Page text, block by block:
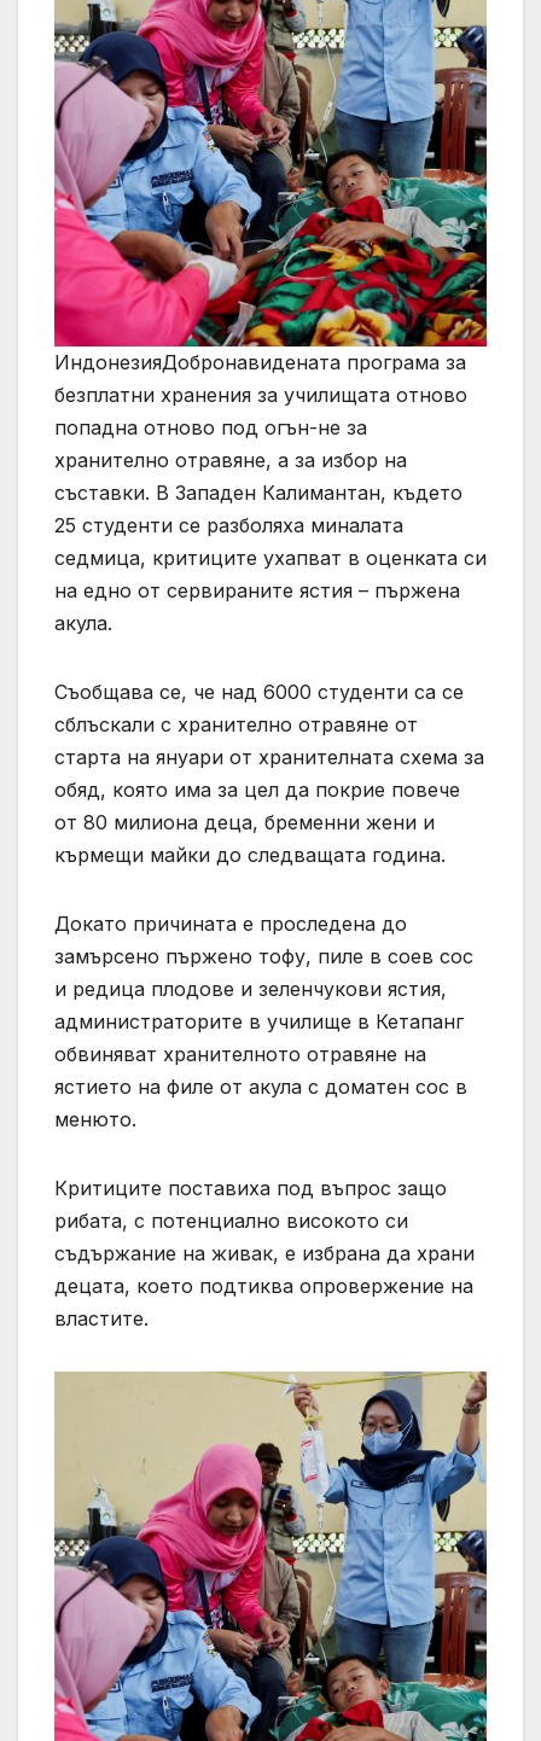
ИндонезияДобронавидената програма за
безплатни хранения за училищата отново
попадна отново под огън-не за
хранително отравяне, а за избор на
съставки. В Западен Калимантан, където
25 студенти се разболяха миналата
седмица, критиците ухапват в оценката си
на едно от сервираните ястия – пържена
акула.
Съобщава се, че над 6000 студенти са се
сблъскали с хранително отравяне от
старта на януари от хранителната схема за
обяд, която има за цел да покрие повече
от 80 милиона деца, бременни жени и
кърмещи майки до следващата година.
Докато причината е проследена до
замърсено пържено тофу, пиле в соев сос
и редица плодове и зеленчукови ястия,
администраторите в училище в Кетапанг
обвиняват хранителното отравяне на
ястието на филе от акула с доматен сос в
менюто.
Критиците поставиха под въпрос защо
рибата, с потенциално високото си
съдържание на живак, е избрана да храни
децата, което подтиква опровержение на
властите.